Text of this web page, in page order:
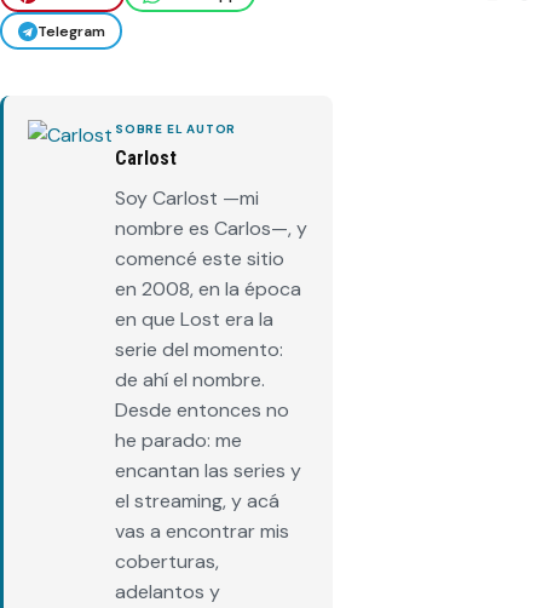
Telegram
SOBRE EL AUTOR
Carlost
Soy Carlost —mi
nombre es Carlos—, y
comencé este sitio
en 2008, en la época
en que Lost era la
serie del momento:
de ahí el nombre.
Desde entonces no
he parado: me
encantan las series y
el streaming, y acá
vas a encontrar mis
coberturas,
adelantos y